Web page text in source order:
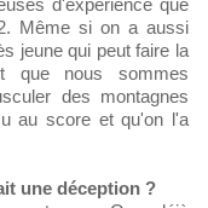
d'expérience que
Même si on a aussi
jeune qui peut faire la
que nous sommes
des montagnes
au score et qu'on l'a
une déception ?